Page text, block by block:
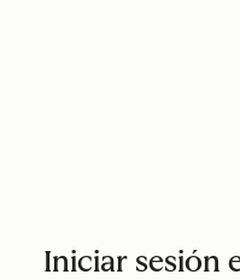
Iniciar sesión